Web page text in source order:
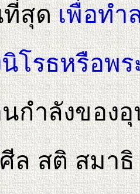
ที่สุดเพื่อทํา
โรธหรือพ
กําลังของ
ล สติ สมา